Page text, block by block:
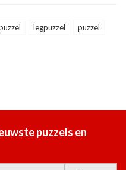
legpuzzel puzzel
puzzels en